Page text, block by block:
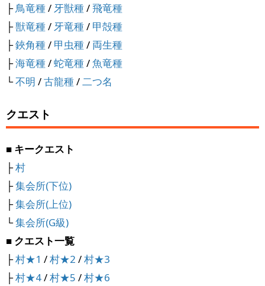
├鳥竜種/ 牙獣種/飛竜種
├獣竜種/ 牙竜種/ 甲殻種
├鋏角種/ 甲虫種/ 両生種
├海竜種/蛇竜種/魚竜種
└不明 /古龍種/二つ名
クエスト
■ キークエスト
├村
├集会所(下位)
├集会所(上位)
└集会所(G級)
■ クエスト一覧
├村★1 /村★2 /村★3
├村★4/村★5 /村★6